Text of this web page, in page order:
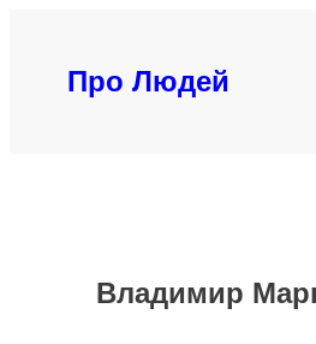
содержимому
Про Людей
Владимир